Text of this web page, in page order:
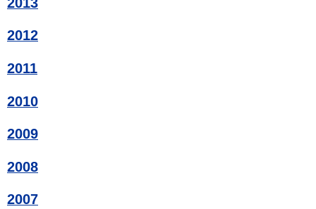
2012
2011
2010
2009
2008
2007